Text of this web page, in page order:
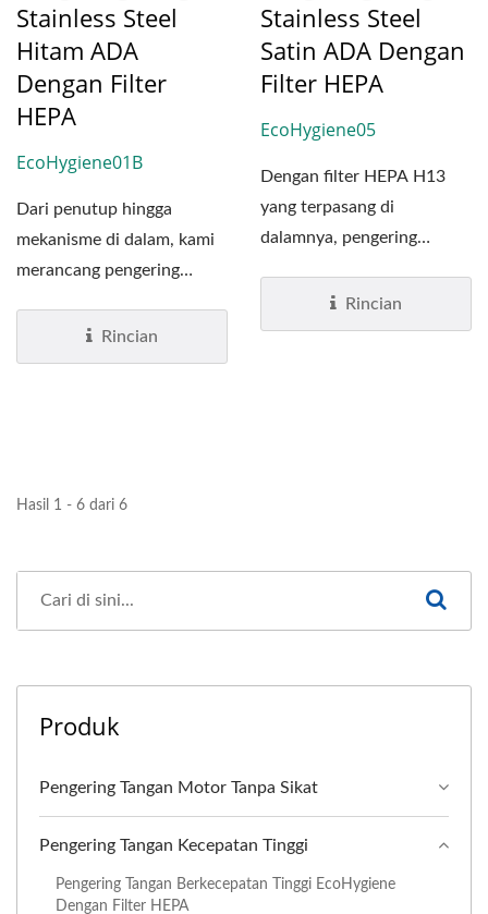
Stainless Steel
Hitam ADA
Dengan Filter
HEPA
EcoHygiene01B
Dari penutup hingga
mekanisme di dalam, kami
merancang pengering
Rincian
Stainless Steel
Satin ADA Dengan
Filter HEPA
EcoHygiene05
Dengan filter HEPA H13
yang terpasang di
dalamnya, pengering
EcoHygiene...Rincian
Hasil 1 - 6 dari 6
Produk
Pengering Tangan Motor Tanpa Sikat
Pengering Tangan Kecepatan Tinggi
Pengering Tangan Berkecepatan Tinggi EcoHygiene
Dengan Filter HEPA